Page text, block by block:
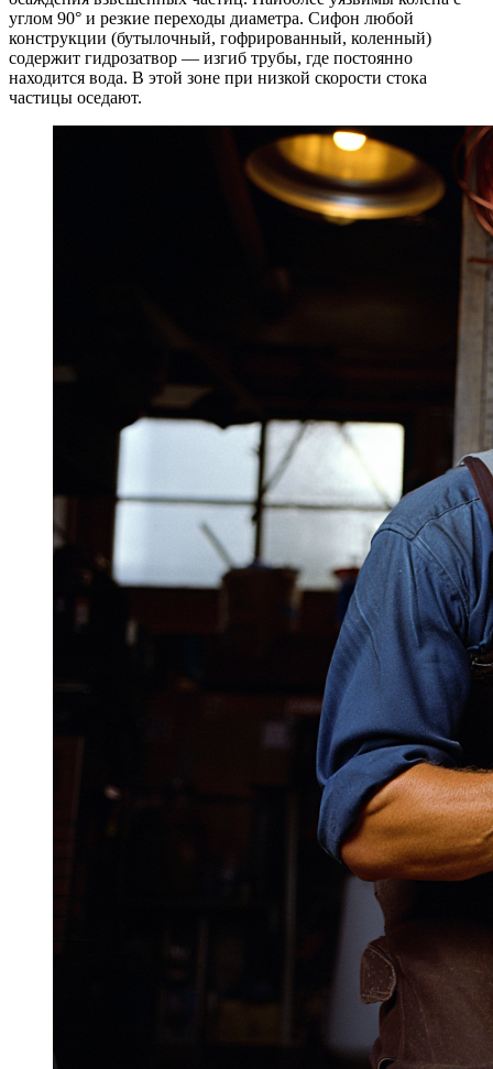
углом 90° и резкие переходы диаметра. Сифон любой
конструкции (бутылочный, гофрированный, коленный)
содержит гидрозатвор — изгиб трубы, где постоянно
находится вода. В этой зоне при низкой скорости стока
частицы оседают.